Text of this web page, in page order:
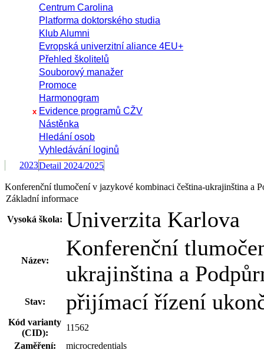
Centrum Carolina
Platforma doktorského studia
Klub Alumni
Evropská univerzitní aliance 4EU+
Přehled školitelů
Souborový manažer
Promoce
Harmonogram
x Evidence programů CŽV
Nástěnka
Hledání osob
Vyhledávání loginů
2023Detail 2024/2025
Konferenční tlumočení v jazykové kombinaci čeština-ukrajinština a
Základní informace
Vysoká škola: Univerzita Karlova
Název:
Konferenční
ukrajinština a
Stav: přijímací řízení
Kód varianty
(CID):
11562
Zaměření:
microcredentials